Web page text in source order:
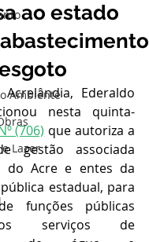
Ambiente
Lazer
ao estado
Ederaldo
nesta quinta-
(706) que autoriza a
gestão associada
do Acre e entes da
estadual, para
funções públicas
serviços de